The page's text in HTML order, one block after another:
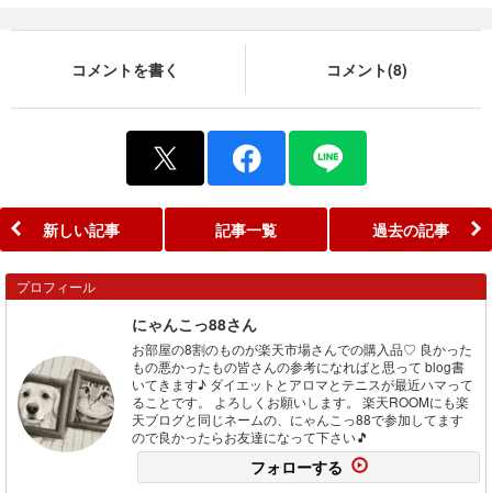
コメントを書く コメント(8)
新しい記事 記事一覧 過去の記事
プロフィール
にゃんこっ88さん
お部屋の8割のものが楽天市場さんでの購入品♡ 良かった
もの悪かったもの皆さんの参考になればと思って blog書
いてきます♪ ダイエットとアロマとテニスが最近ハマって
ることです。 よろしくお願いします。 楽天ROOMにも楽
天ブログと同じネームの、にゃんこっ88で参加してます
ので良かったらお友達になって下さい🎵
フォローする